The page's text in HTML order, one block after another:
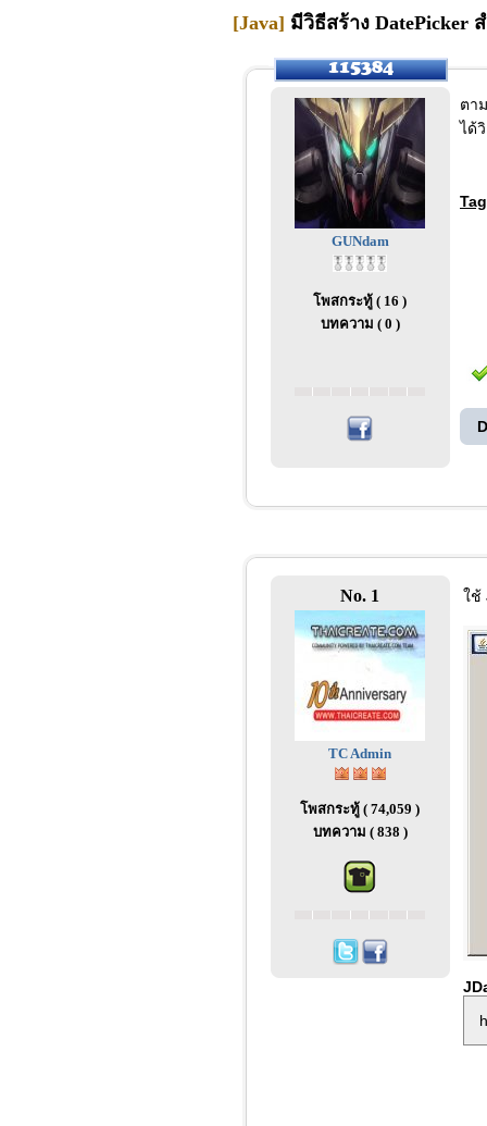
[Java] มีวิธีสร้าง DatePicker
GUNdam
โพสกระทู้ ( 16 )
บทความ ( 0 )
ตา
ได้
Tag
No. 1
TC Admin
โพสกระทู้ ( 74,059 )
บทความ ( 838 )
ใช้